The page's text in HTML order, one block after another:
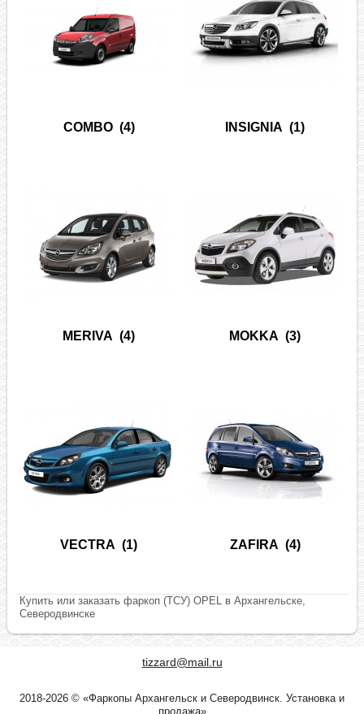
COMBO(4) INSIGNIA (1)
MERIVA (4) MOKKA (3)
VECTRA (1) ZAFIRA (4)
Купить или заказать фаркоп (ТСУ) OPEL в Архангельске,
Северодвинске
tizzard@mail.ru
2018-2026 © «Фаркопы Архангельск и Северодвинск. Установка и
продажа»